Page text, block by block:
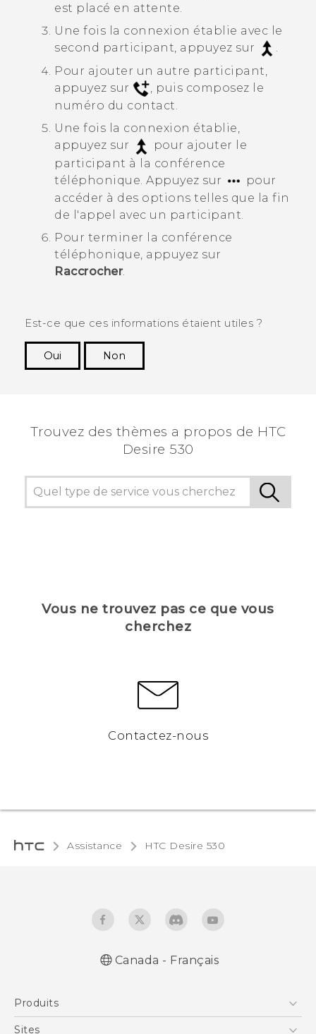
est placé en attente.
Une fois la connexion établie avec le
second participant, appuyez sur
Pour ajouter un autre participant,
appuyez sur
, puis composez le
numéro du contact.
Une fois la connexion établie,
appuyez sur
pour ajouter le
participant à la conférence
téléphonique. Appuyez sur
pour
accéder à des options telles que la fin
de l'appel avec un participant.
Pour terminer la conférence
téléphonique, appuyez sur
Raccrocher.
Est-ce que ces informations étaient utiles ?
Oui
Non
Trouvez des thèmes a propos de HTC
Desire 530
Vous ne trouvez pas ce que vous
cherchez
Contactez-nous
Assistance HTC Desire 530‎
Canada - Français
Produits
5G
Sites